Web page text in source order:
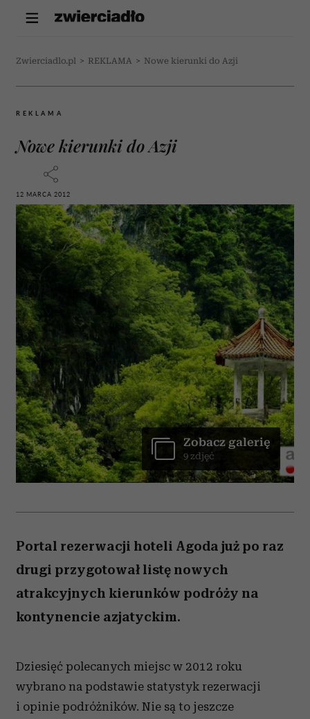
Zwierciadlo.pl > REKLAMA > Nowe kierunki do Azji
REKLAMA
Nowe kierunki do Azji
12 MARCA 2012
Zobacz galerię
9 zdjęć
Portal rezerwacji hoteli Agoda już po raz
drugi przygotował listę nowych
atrakcyjnych kierunków podróży na
kontynencie azjatyckim.
Dziesięć polecanych miejsc w 2012 roku
wybrano na podstawie statystyk rezerwacji
i opinie podróżników. Nie są to jeszcze